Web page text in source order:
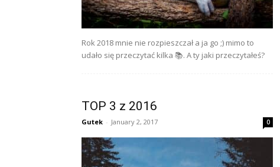
Rok 2018 mnie nie rozpieszczał a ja go ;) mimo to
udało się przeczytać kilka 📚. A ty jaki przeczytałeś?
TOP 3 z 2016
Gutek - January 2, 2017 0